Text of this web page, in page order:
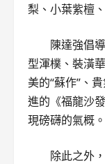
梨、小葉紫檀
陳達強倡
型渾樸、裝潢
美的“蘇作”、
進的《福龍沙
現磅礴的氣概。
除此之外